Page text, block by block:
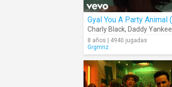
Charly Black, Daddy Yankee
8 años | 4940 jugadas
Grgmnz